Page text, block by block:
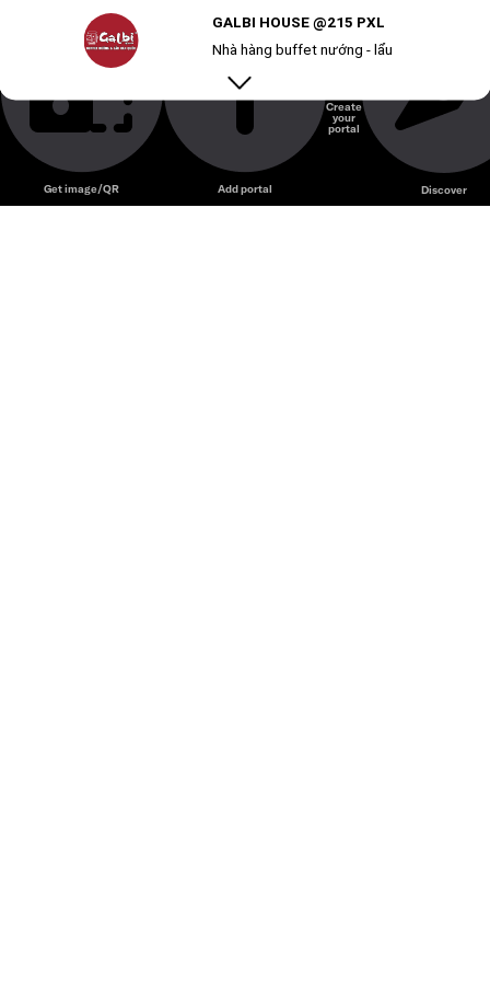
GALBI HOUSE @215 PXL
Nhà hàng buffet nướng - lẩu
Unmute
Get image/QR Add portal
Create
your
portal
Discover